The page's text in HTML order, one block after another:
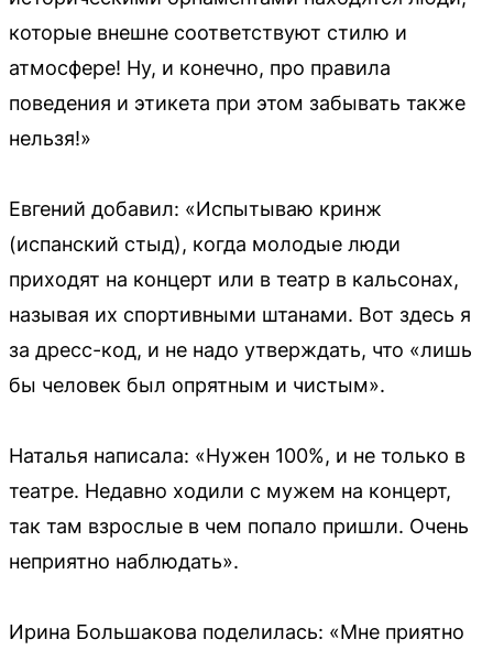
которые внешне соответствуют стилю и
атмосфере! Ну, и конечно, про правила
поведения и этикета при этом забывать также
нельзя!»
Евгений добавил: «Испытываю кринж
(испанский стыд), когда молодые люди
приходят на концерт или в театр в кальсонах,
называя их спортивными штанами. Вот здесь я
за дресс-код, и не надо утверждать, что «лишь
бы человек был опрятным и чистым».
Наталья написала: «Нужен 100%, и не только в
театре. Недавно ходили с мужем на концерт,
так там взрослые в чем попало пришли. Очень
неприятно наблюдать».
Ирина Большакова поделилась: «Мне приятно